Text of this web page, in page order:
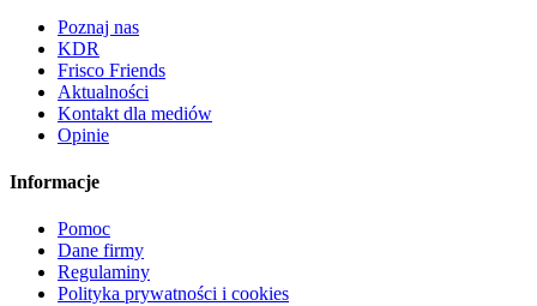
Poznaj nas
KDR
Frisco Friends
Aktualności
Kontakt dla mediów
Opinie
Informacje
Pomoc
Dane firmy
Regulaminy
Polityka prywatności i cookies